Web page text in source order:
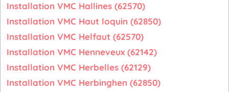
Installation VMC Hallines (62570)
Installation VMC Haut loquin (62850)
Installation VMC Helfaut (62570)
Installation VMC Henneveux (62142)
Installation VMC Herbelles (62129)
Installation VMC Herbinghen (62850)